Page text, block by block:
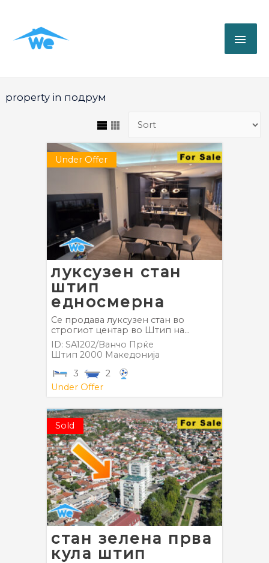
property in подрум
Under Offer
луксузен стан
штип
едносмерна
Се продава луксузен стан во
строгиот центар во Штип на...
ID: SA1202/Ванчо Прќе
Штип 2000 Македонија
3
2
Under Offer
Sold
стан зелена прва
кула штип